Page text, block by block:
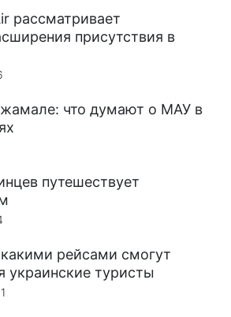
рассматривает
присутствия в
что думают о МАУ в
путешествует
рейсами смогут
украинские туристы